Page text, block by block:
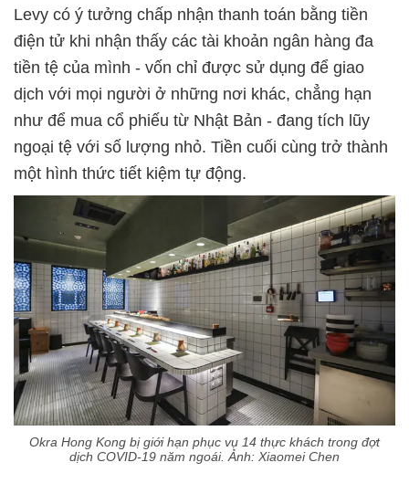
Levy có ý tưởng chấp nhận thanh toán bằng tiền
điện tử khi nhận thấy các tài khoản ngân hàng đa
tiền tệ của mình - vốn chỉ được sử dụng để giao
dịch với mọi người ở những nơi khác, chẳng hạn
như để mua cổ phiếu từ Nhật Bản - đang tích lũy
ngoại tệ với số lượng nhỏ. Tiền cuối cùng trở thành
một hình thức tiết kiệm tự động.
Okra Hong Kong bị giới hạn phục vụ 14 thực khách trong đợt
dịch COVID-19 năm ngoái. Ảnh: Xiaomei Chen